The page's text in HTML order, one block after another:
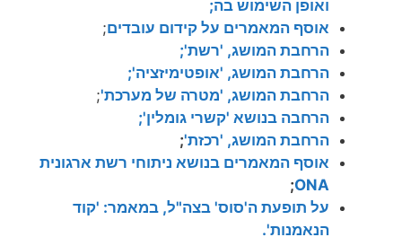
ואופן השימוש בה;
אוסף המאמרים על קידום עובדים;
הרחבת המושג, 'רשת';
הרחבת המושג, 'אופטימיזציה';
הרחבת המושג, 'מטרה של מערכת';
הרחבה בנושא 'קשרי גומלין';
הרחבת המושג, 'רכזת';
אוסף המאמרים בנושא ניתוחי רשת ארגונית
ONA
;
על תופעת ה'סוס' בצה"ל, במאמר: 'קוד
הנאמנות'.